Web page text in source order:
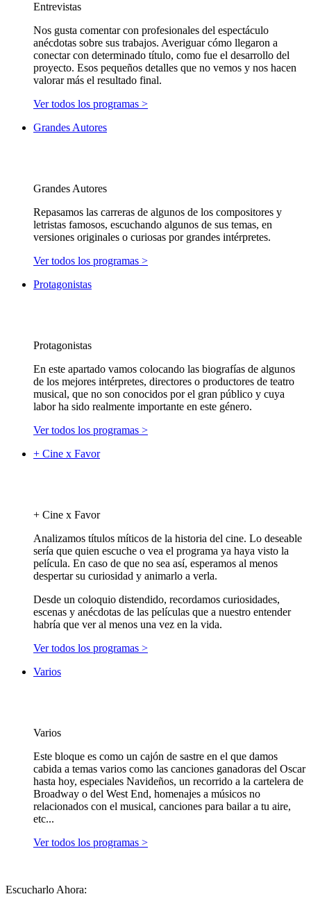
Entrevistas
Nos gusta comentar con profesionales del espectáculo
anécdotas sobre sus trabajos. Averiguar cómo llegaron a
conectar con determinado título, como fue el desarrollo del
proyecto. Esos pequeños detalles que no vemos y nos hacen
valorar más el resultado final.
Ver todos los programas >
Grandes Autores
Grandes Autores
Repasamos las carreras de algunos de los compositores y
letristas famosos, escuchando algunos de sus temas, en
versiones originales o curiosas por grandes intérpretes.
Ver todos los programas >
Protagonistas
Protagonistas
En este apartado vamos colocando las biografías de algunos
de los mejores intérpretes, directores o productores de teatro
musical, que no son conocidos por el gran público y cuya
labor ha sido realmente importante en este género.
Ver todos los programas >
+ Cine x Favor
+ Cine x Favor
Analizamos títulos míticos de la historia del cine. Lo deseable
sería que quien escuche o vea el programa ya haya visto la
película. En caso de que no sea así, esperamos al menos
despertar su curiosidad y animarlo a verla.
Desde un coloquio distendido, recordamos curiosidades,
escenas y anécdotas de las películas que a nuestro entender
habría que ver al menos una vez en la vida.
Ver todos los programas >
Varios
Varios
Este bloque es como un cajón de sastre en el que damos
cabida a temas varios como las canciones ganadoras del Oscar
hasta hoy, especiales Navideños, un recorrido a la cartelera de
Broadway o del West End, homenajes a músicos no
relacionados con el musical, canciones para bailar a tu aire,
etc...
Ver todos los programas >
Escucharlo Ahora: